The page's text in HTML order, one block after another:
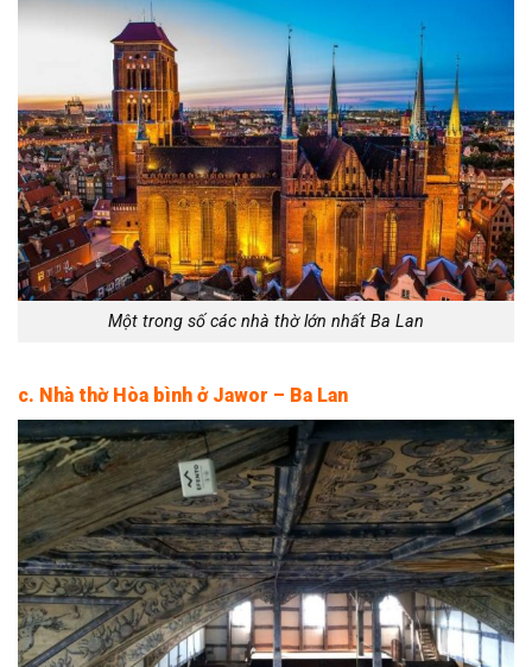
Một trong số các nhà thờ lớn nhất Ba Lan
c. Nhà thờ Hòa bình ở Jawor – Ba Lan